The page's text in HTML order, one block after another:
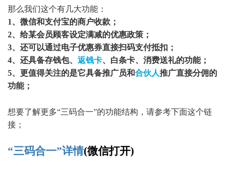
那么我们这个有几大功能：
1、 微信和支付宝的商户收款；
2、 给某会员顾客设定满减的优惠政策；
3、 还可以通过电子优惠券直接扫码支付抵扣；
4、 还具备存钱包、 返钱卡、白条卡、消费送礼的功能；
5、 更值得关注的是它具备推广员和合伙人推广直接分佣的
功能；
想要了解更多“三码合一”的功能结构，请参考下面这个链
接；
“三码合一”详情(微信打开)